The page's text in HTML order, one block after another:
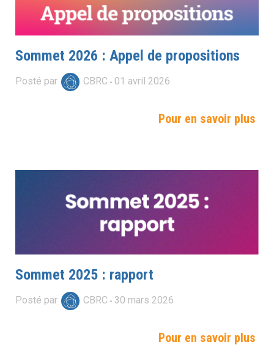
Sommet 2026 : Appel de propositions
Posté par CBRC 01 avril 2026
Pour en savoir plus
Sommet 2025 : rapport
Posté par CBRC 30 mars 2026
Pour en savoir plus